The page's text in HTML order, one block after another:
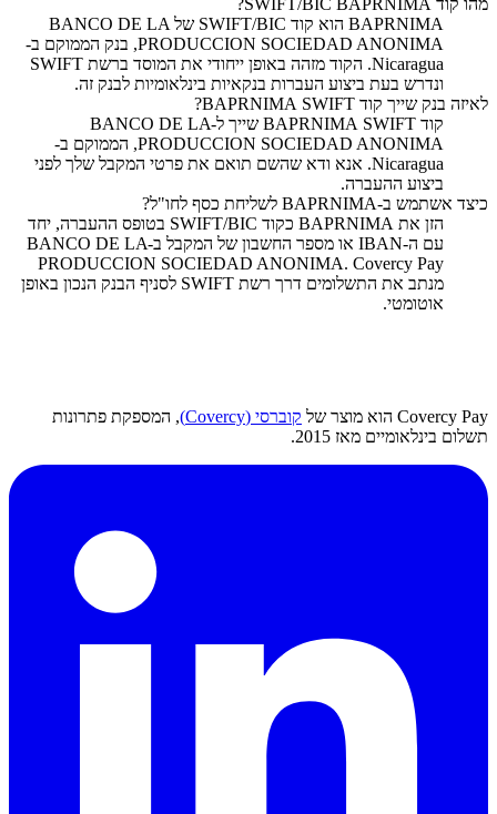
‏BAPRNIMA הוא קוד SWIFT/BIC של BANCO DE LA
PRODUCCION SOCIEDAD ANONIMA, בנק הממוקם ב-
Nicaragua. הקוד מזהה באופן ייחודי את המוסד ברשת SWIFT
ונדרש בעת ביצוע העברות בנקאיות בינלאומיות לבנק זה.
לאיזה בנק שייך קוד SWIFT ‏BAPRNIMA?
קוד SWIFT ‏BAPRNIMA שייך ל-BANCO DE LA
PRODUCCION SOCIEDAD ANONIMA, הממוקם ב-
Nicaragua. אנא ודא שהשם תואם את פרטי המקבל שלך לפני
ביצוע ההעברה.
כיצד אשתמש ב-BAPRNIMA לשליחת כסף לחו"ל?
הזן את BAPRNIMA כקוד SWIFT/BIC בטופס ההעברה, יחד
עם ה-IBAN או מספר החשבון של המקבל ב-BANCO DE LA
PRODUCCION SOCIEDAD ANONIMA. Covercy Pay
מנתב את התשלומים דרך רשת SWIFT לסניף הבנק הנכון באופן
אוטומטי.
Covercy Pay הוא מוצר של קוברסי (Covercy)
, המספקת פתרונות
תשלום בינלאומיים מאז 2015.